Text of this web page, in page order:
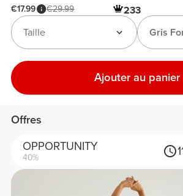
€17.99 €29.99 233
Gris
Taille
Ajouter au panier
Offres
OPPORTUNITY
40%